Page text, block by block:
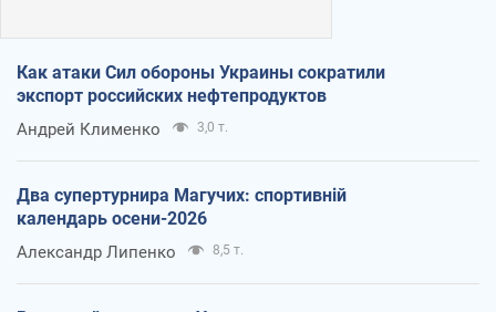
Как атаки Сил обороны Украины сократили
экспорт российских нефтепродуктов
Андрей Клименко 3,0 т.
Два супертурнира Магучих: спортивній
календарь осени-2026
Александр Липенко 8,5 т.